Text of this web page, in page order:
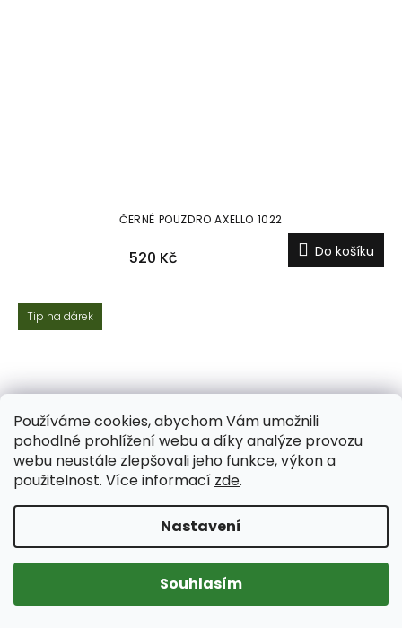
Používáme cookies, abychom Vám umožnili
pohodlné prohlížení webu a díky analýze provozu
webu neustále zlepšovali jeho funkce, výkon a
použitelnost. Více informací zde.
Nastavení
Souhlasím
ČERNÉ POUZDRO AXELLO 1022
520 Kč Do košíku
Tip na dárek